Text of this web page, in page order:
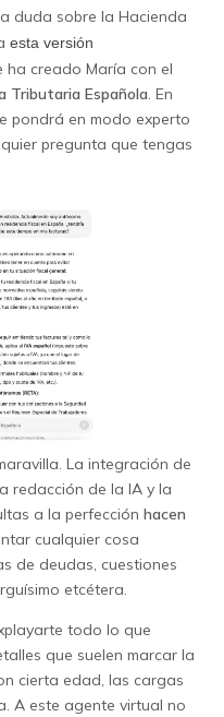
duda sobre la Hacienda
esta versión
ha creado María con el
Tributaria Española. En
pondrá en modo experto
pregunta que tengas
La integración de
redacción de la IA y la
a la perfección hacen
cualquier cosa
de deudas, cuestiones
etcétera.
todo lo que
que suelen marcar la
cierta edad, las cargas
A este agente virtual no